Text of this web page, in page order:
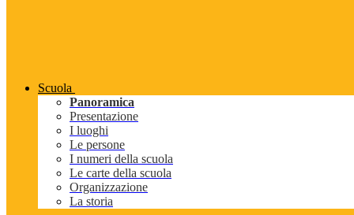
Scuola
Panoramica
Presentazione
I luoghi
Le persone
I numeri della scuola
Le carte della scuola
Organizzazione
La storia